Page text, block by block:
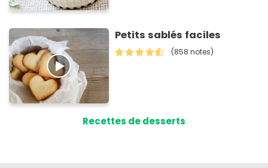
Petits sablés faciles
(858 notes)
Recettes de desserts